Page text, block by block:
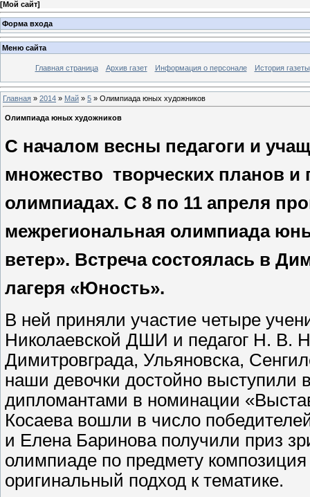
[Мой сайт]
Форма входа
Меню сайта
Главная страница Архив газет Информация о персонале История газеты
Главная » 2014 » Май » 5 » Олимпиада юных художников
Олимпиада юных художников
С началом весны педагоги и
множество творческих планов и
олимпиадах. С 8 по 11 апреля
межрегиональная олимпиада
ветер». Встреча состоялась в
лагеря «Юность».
В ней приняли участие четыре
Николаевской ДШИ и педагог Н. В.
Димитровграда, Ульяновска,
наши девочки достойно выступили
дипломантами в номинации
Косаева вошли в число
и Елена Баринова получили приз
олимпиаде по предмету
оригинальный подход к тематике.